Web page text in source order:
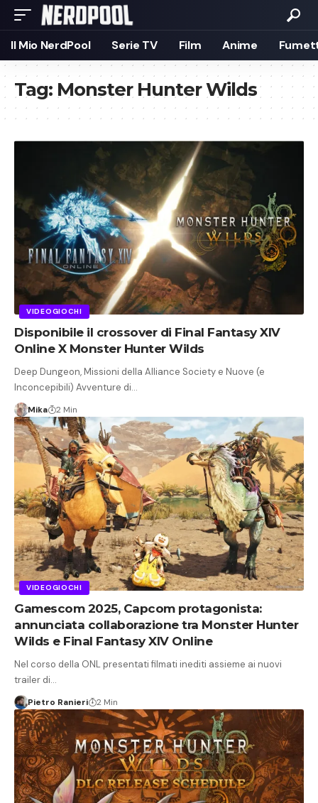
Il Mio NerdPool Serie TV Film Anime
Tag: Monster Hunter Wilds
VIDEOGIOCHI
Disponibile il crossover di Final Fantasy XIV
Online X Monster Hunter Wilds
Deep Dungeon, Missioni della Alliance Society e Nuove (e
Inconcepibili) Avventure di…
Mika 2 Min
VIDEOGIOCHI
Gamescom 2025, Capcom protagonista:
annunciata collaborazione tra Monster Hunter
Wilds e Final Fantasy XIV Online
Nel corso della ONL presentati filmati inediti assieme ai nuovi
trailer di…
Pietro Ranieri 2 Min